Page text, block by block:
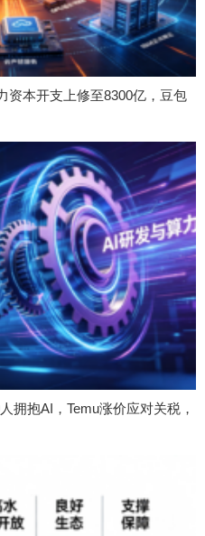
资本开支上修至8300亿，豆包
拥抱AI，Temu涨价应对关税，